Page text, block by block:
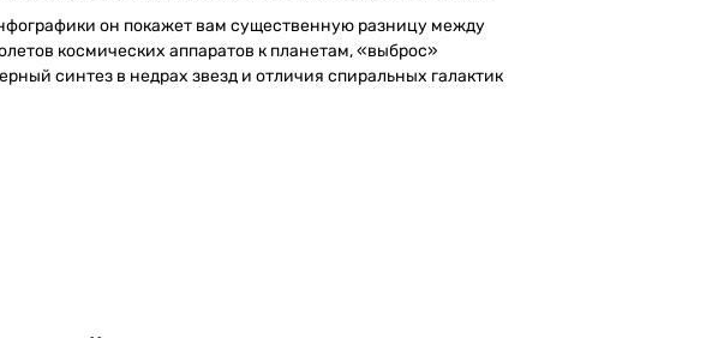
он покажет вам существенную разницу между
космических аппаратов к планетам, «выброс»
синтез в недрах звезд и отличия спиральных галактик